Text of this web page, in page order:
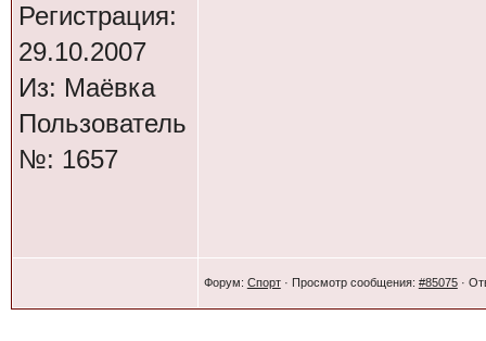
Регистрация:
29.10.2007
Из: Маёвка
Пользователь
№: 1657
Форум: Спорт· Просмотр сообщения: #85075·